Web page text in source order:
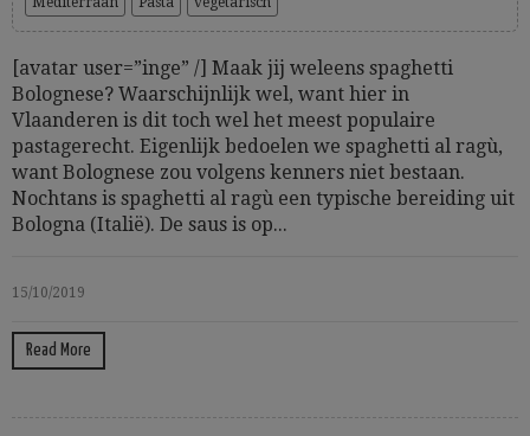
[avatar user=”inge” /] Maak jij weleens spaghetti
Bolognese? Waarschijnlijk wel, want hier in
Vlaanderen is dit toch wel het meest populaire
pastagerecht. Eigenlijk bedoelen we spaghetti al ragù,
want Bolognese zou volgens kenners niet bestaan.
Nochtans is spaghetti al ragù een typische bereiding uit
Bologna (Italië). De saus is op...
15/10/2019
Read More